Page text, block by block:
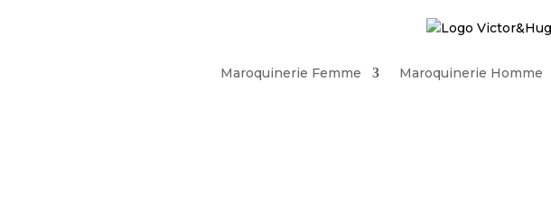
Maroquinerie Femme Maroquinerie Homme